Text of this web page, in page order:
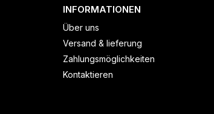
INFORMATIONEN
Über uns
Versand & lieferung
Zahlungsmöglichkeiten
Kontaktieren